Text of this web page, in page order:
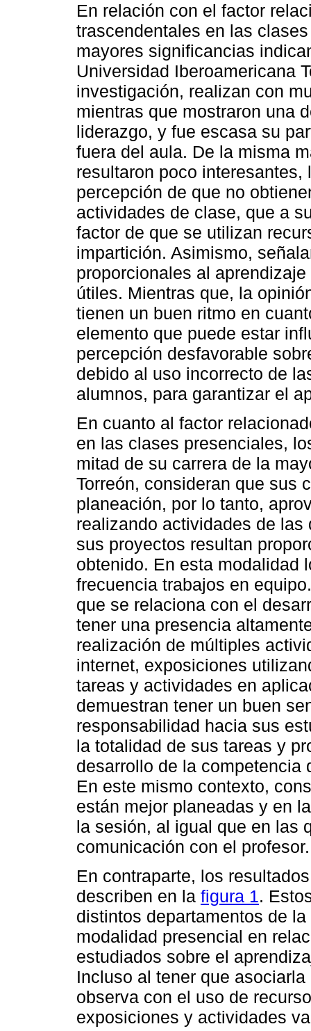
En relación con el factor
trascendentales en las
mayores significancias
Universidad Iberoamericana
investigación, realizan con
mientras que mostraron una
liderazgo, y fue escasa su
fuera del aula. De la misma
resultaron poco
percepción de que no
actividades de clase, que a
factor de que se utilizan
impartición. Asimismo,
proporcionales al
útiles. Mientras que, la
tienen un buen ritmo en
elemento que puede estar
percepción desfavorable
debido al uso incorrecto de
alumnos, para garantizar el
En cuanto al factor
en las clases presenciales,
mitad de su carrera de la
Torreón, consideran que sus
planeación, por lo tanto,
realizando actividades de
sus proyectos resultan
obtenido. En esta modalidad
frecuencia trabajos en
que se relaciona con el
tener una presencia
realización de múltiples
internet, exposiciones
tareas y actividades en
demuestran tener un buen
responsabilidad hacia sus
la totalidad de sus tareas y
desarrollo de la competencia
En este mismo contexto,
están mejor planeadas y en
la sesión, al igual que en las
comunicación con el profesor.
En contraparte, los
describen en la figura 1.
distintos departamentos de
modalidad presencial en
estudiados sobre el
Incluso al tener que
observa con el uso de
exposiciones y actividades